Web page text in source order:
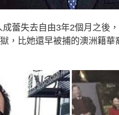
蕾失去自由3年2個月之後
，比她還早被捕的澳洲籍